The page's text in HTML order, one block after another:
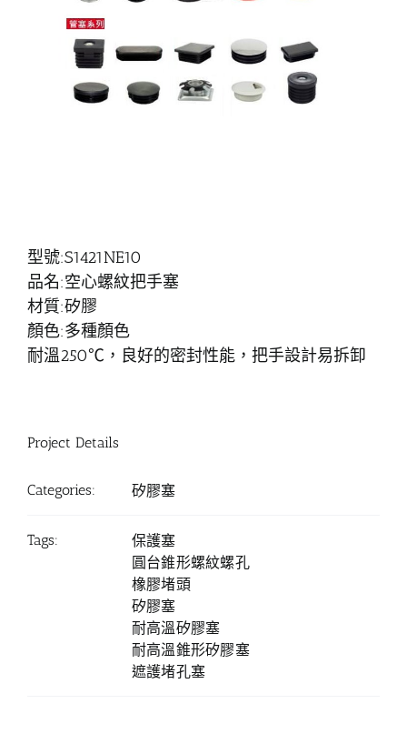
型號:S1421NE10
品名:空心螺紋把手塞
材質:矽膠
顏色:多種顏色
耐溫250℃，良好的密封性能，把手設計易拆卸
Project Details
Categories: 矽膠塞
Tags:
保護塞
圓台錐形螺紋螺孔
橡膠堵頭
矽膠塞
耐高溫矽膠塞
耐高溫錐形矽膠塞
遮護堵孔塞